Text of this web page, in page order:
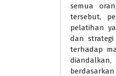
semua
tersebut,
pelatihan
dan strategi
terhadap
diandalkan,